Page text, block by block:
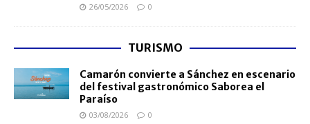
26/05/2026 0
TURISMO
Camarón convierte a Sánchez en escenario
del festival gastronómico Saborea el
Paraíso
03/08/2026 0